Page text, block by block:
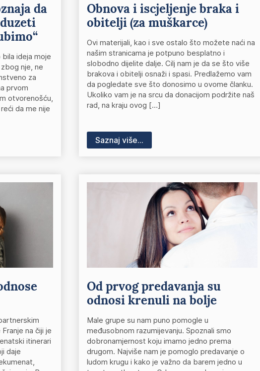
da
ideja moje
nje, ne
za
prvom
otvorenošću,
da me nije
Obnova i iscjeljenje braka i
obitelji (za muškarce)
Ovi materijali, kao i sve ostalo što možete naći na
našim stranicama je potpuno besplatno i
slobodno dijelite dalje. Cilj nam je da se što više
brakova i obitelji osnaži i spasi. Predlažemo vam
da pogledate sve što donosimo u ovome članku.
Ukoliko vam je na srcu da donacijom podržite naš
rad, na kraju ovog […]
Saznaj više...
na čiji je
itinerari
daje
Od prvog predavanja su
odnosi krenuli na bolje
Male grupe su nam puno pomogle u
međusobnom razumijevanju. Spoznali smo
dobronamjernost koju imamo jedno prema
drugom. Najviše nam je pomoglo predavanje o
ludom krugu i kako je važno da barem jedno u